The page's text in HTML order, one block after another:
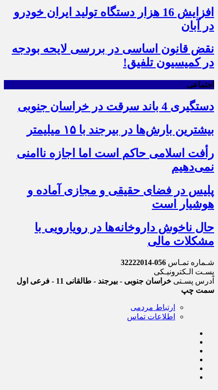
افزایش 16 هزار دستگاه تولید ایران خودرو
در آبان
نقض قانون اساسی در بررسی لایحه بودجه
در کمیسیون تلفیق!
اجتماعی
دستگیری 4 باند سرقت در خراسان جنوبی
بیشترین بارش‌ها در بیرجند با ۱۵ میلیمتر
رأفت اسلامی حاکم است اما اجازه ناامنی
نمی‌دهیم
پلیس در فضای حقیقی و مجازی آماده و
هوشیار است
حال ناخوش داروخانه‌ها در رویارویی با
مشکلات مالی
شـماره تمـاس 056-32222014
پسـت الـکترونیـکی
آدرس پسـتی
خراسان جنوبی - بیرجند - طالقانی 11 - فرعی اول
سمت چپ
ارتباط مردمی
اطلاعات تماس